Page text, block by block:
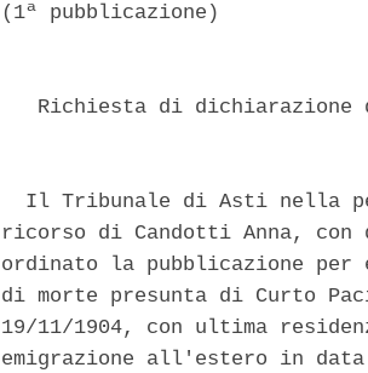
(1ª pubblicazione)
Richiesta di
Il Tribunale di Asti nella
ricorso di Candotti Anna, con
ordinato la pubblicazione per
di morte presunta di Curto
19/11/1904, con ultima
emigrazione all'estero in